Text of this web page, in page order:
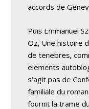
accords de
Puis Emmanuel
Oz, Une histoire
de tenebres,
elements
s’agit pas de
familiale du
fournit la trame